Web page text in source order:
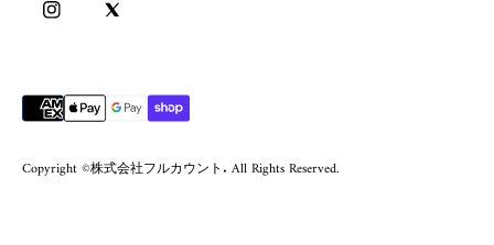
ブログ
Copyright ©株式会社フルカウント. All Rights Reserved.